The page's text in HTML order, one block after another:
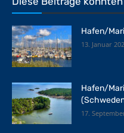
Hafen/
13. Januar
Hafen/
17.